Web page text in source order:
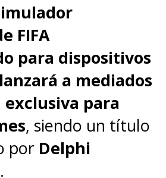
FIFA
para dispositivos
a mediados
exclusiva para
, siendo un título
por Delphi
.